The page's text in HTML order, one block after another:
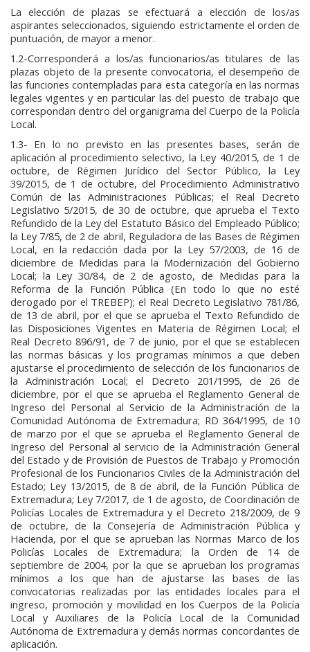
La elección de plazas se efectuará a elección de los/as
aspirantes seleccionados, siguiendo estrictamente el orden de
puntuación, de mayor a menor.
1.2-Corresponderá a los/as funcionarios/as titulares de las
plazas objeto de la presente convocatoria, el desempeño de
las funciones contempladas para esta categoría en las normas
legales vigentes y en particular las del puesto de trabajo que
correspondan dentro del organigrama del Cuerpo de la Policía
Local.
1.3- En lo no previsto en las presentes bases, serán de
aplicación al procedimiento selectivo, la Ley 40/2015, de 1 de
octubre, de Régimen Jurídico del Sector Público, la Ley
39/2015, de 1 de octubre, del Procedimiento Administrativo
Común de las Administraciones Públicas; el Real Decreto
Legislativo 5/2015, de 30 de octubre, que aprueba el Texto
Refundido de la Ley del Estatuto Básico del Empleado Público;
la Ley 7/85, de 2 de abril, Reguladora de las Bases de Régimen
Local, en la redacción dada por la Ley 57/2003, de 16 de
diciembre de Medidas para la Modernización del Gobierno
Local; la Ley 30/84, de 2 de agosto, de Medidas para la
Reforma de la Función Pública (En todo lo que no esté
derogado por el TREBEP); el Real Decreto Legislativo 781/86,
de 13 de abril, por el que se aprueba el Texto Refundido de
las Disposiciones Vigentes en Materia de Régimen Local; el
Real Decreto 896/91, de 7 de junio, por el que se establecen
las normas básicas y los programas mínimos a que deben
ajustarse el procedimiento de selección de los funcionarios de
la Administración Local; el Decreto 201/1995, de 26 de
diciembre, por el que se aprueba el Reglamento General de
Ingreso del Personal al Servicio de la Administración de la
Comunidad Autónoma de Extremadura; RD 364/1995, de 10
de marzo por el que se aprueba el Reglamento General de
Ingreso del Personal al servicio de la Administración General
del Estado y de Provisión de Puestos de Trabajo y Promoción
Profesional de los Funcionarios Civiles de la Administración del
Estado; Ley 13/2015, de 8 de abril, de la Función Pública de
Extremadura; Ley 7/2017, de 1 de agosto, de Coordinación de
Policías Locales de Extremadura y el Decreto 218/2009, de 9
de octubre, de la Consejería de Administración Pública y
Hacienda, por el que se aprueban las Normas Marco de los
Policías Locales de Extremadura; la Orden de 14 de
septiembre de 2004, por la que se aprueban los programas
mínimos a los que han de ajustarse las bases de las
convocatorias realizadas por las entidades locales para el
ingreso, promoción y movilidad en los Cuerpos de la Policía
Local y Auxiliares de la Policía Local de la Comunidad
Autónoma de Extremadura y demás normas concordantes de
aplicación.